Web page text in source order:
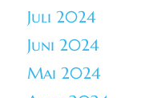
Juli 2024
Juni 2024
Mai 2024